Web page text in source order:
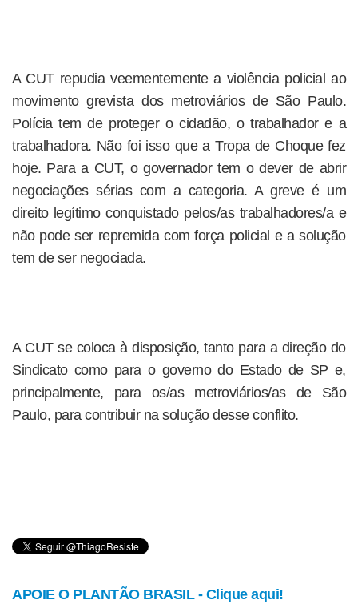
A CUT repudia veementemente a violência policial ao
movimento grevista dos metroviários de São Paulo.
Polícia tem de proteger o cidadão, o trabalhador e a
trabalhadora. Não foi isso que a Tropa de Choque fez
hoje. Para a CUT, o governador tem o dever de abrir
negociações sérias com a categoria. A greve é um
direito legítimo conquistado pelos/as trabalhadores/a e
não pode ser repremida com força policial e a solução
tem de ser negociada.
A CUT se coloca à disposição, tanto para a direção do
Sindicato como para o governo do Estado de SP e,
principalmente, para os/as metroviários/as de São
Paulo, para contribuir na solução desse conflito.
APOIE O PLANTÃO BRASIL - Clique aqui!